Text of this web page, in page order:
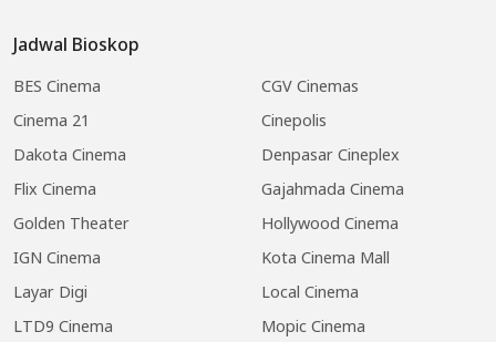
Jadwal Bioskop
BES Cinema
CGV Cinemas
Cinema 21
Cinepolis
Dakota Cinema
Denpasar Cineplex
Flix Cinema
Gajahmada Cinema
Golden Theater
Hollywood Cinema
IGN Cinema
Kota Cinema Mall
Layar Digi
Local Cinema
LTD9 Cinema
Mopic Cinema